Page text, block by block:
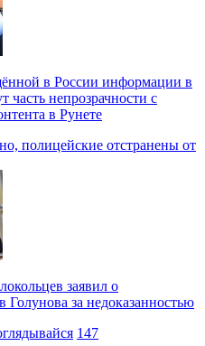
в России информации в
непрозрачности с
в Рунете
полицейские отстранены от
заявил о
Голунова за недоказанностью
147